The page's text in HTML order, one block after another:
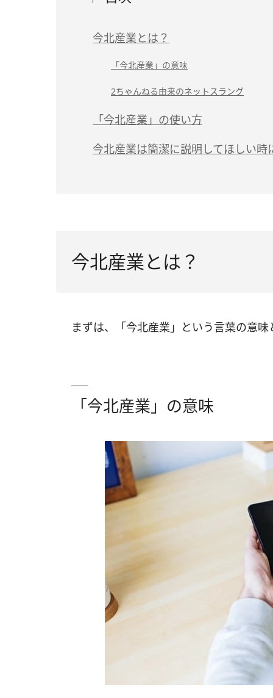
今北産業とは？
「今北産業」の意味
2ちゃんねる由来のネットスラング
「今北産業」の使い方
今北産業は簡潔に説明してほしい
今北産業とは？
まずは、「今北産業」という言葉の意
「今北産業」の意味